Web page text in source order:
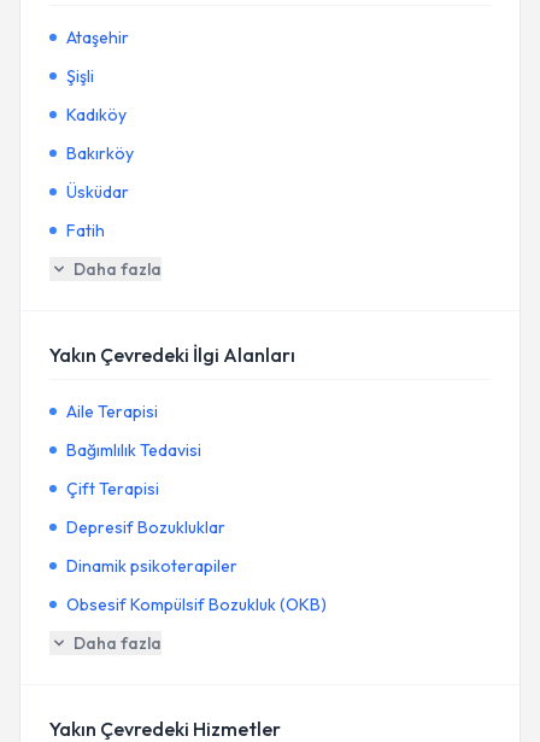
Ataşehir
Şişli
Kadıköy
Bakırköy
Üsküdar
Fatih
Daha fazla
Yakın Çevredeki İlgi Alanları
Aile Terapisi
Bağımlılık Tedavisi
Çift Terapisi
Depresif Bozukluklar
Dinamik psikoterapiler
Obsesif Kompülsif Bozukluk (OKB)
Daha fazla
Yakın Çevredeki Hizmetler